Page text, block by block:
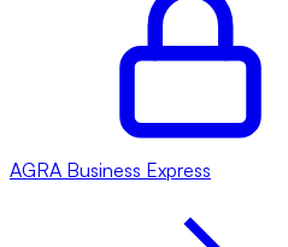
AGRA Business Express